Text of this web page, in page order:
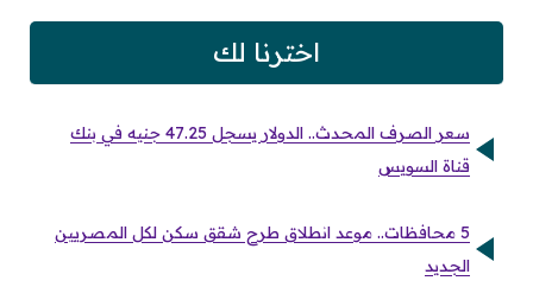
اخترنا لك
سعر الصرف المحدث.. الدولار يسجل 47.25 جنيه في بنك
قناة السويس
5 محافظات.. موعد انطلاق طرح شقق سكن لكل المصريين
الجديد